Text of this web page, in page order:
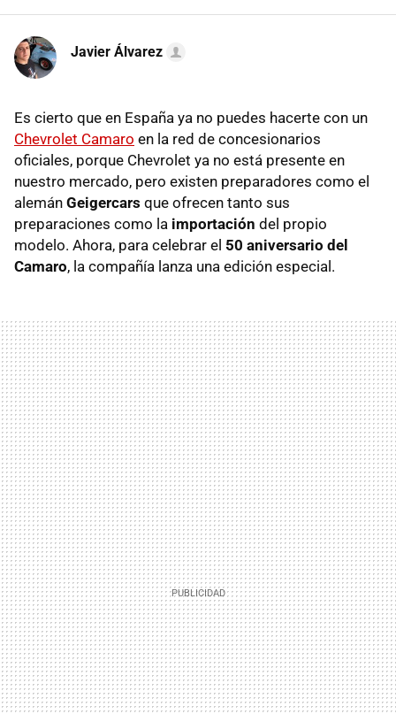
Javier Álvarez
Es cierto que en España ya no puedes hacerte con un
Chevrolet Camaro en la red de concesionarios
oficiales, porque Chevrolet ya no está presente en
nuestro mercado, pero existen preparadores como el
alemán Geigercars que ofrecen tanto sus
preparaciones como la importación del propio
modelo. Ahora, para celebrar el 50 aniversario del
Camaro, la compañía lanza una edición especial.